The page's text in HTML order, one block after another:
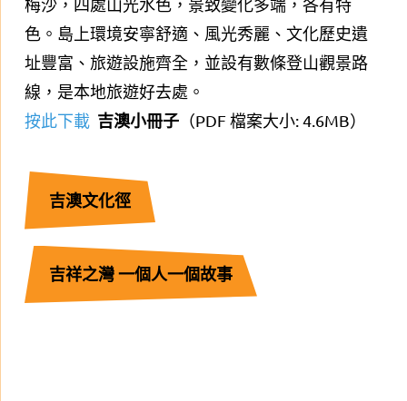
色。島上環境安寧舒適、風光秀麗、文化歷史遺
址豐富、旅遊設施齊全，並設有數條登山觀景路
線，是本地旅遊好去處。
按此下載 吉澳小冊子 （PDF 檔案大小: 4.6MB）
吉澳文化徑
吉祥之灣 一個人一個故事